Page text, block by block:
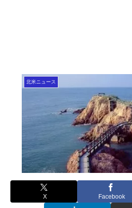
北米ニュース
X Facebook